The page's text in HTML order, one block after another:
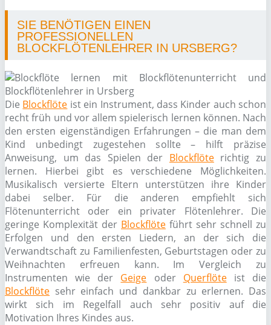
SIE BENÖTIGEN EINEN
PROFESSIONELLEN
BLOCKFLÖTENLEHRER IN URSBERG?
Die Blockflöte ist ein Instrument, dass Kinder auch schon
recht früh und vor allem spielerisch lernen können. Nach
den ersten eigenständigen Erfahrungen – die man dem
Kind unbedingt zugestehen sollte – hilft präzise
Anweisung, um das Spielen der Blockflöterichtig zu
lernen. Hierbei gibt es verschiedene Möglichkeiten.
Musikalisch versierte Eltern unterstützen ihre Kinder
dabei selber. Für die anderen empfiehlt sich
Flötenunterricht oder ein privater Flötenlehrer. Die
geringe Komplexität der Blockflöte führt sehr schnell zu
Erfolgen und den ersten Liedern, an der sich die
Verwandtschaft zu Familienfesten, Geburtstagen oder zu
Weihnachten erfreuen kann. Im Vergleich zu
Instrumenten wie der Geige oder Querflöteist die
Blockflöte sehr einfach und dankbar zu erlernen. Das
wirkt sich im Regelfall auch sehr positiv auf die
Motivation Ihres Kindes aus.